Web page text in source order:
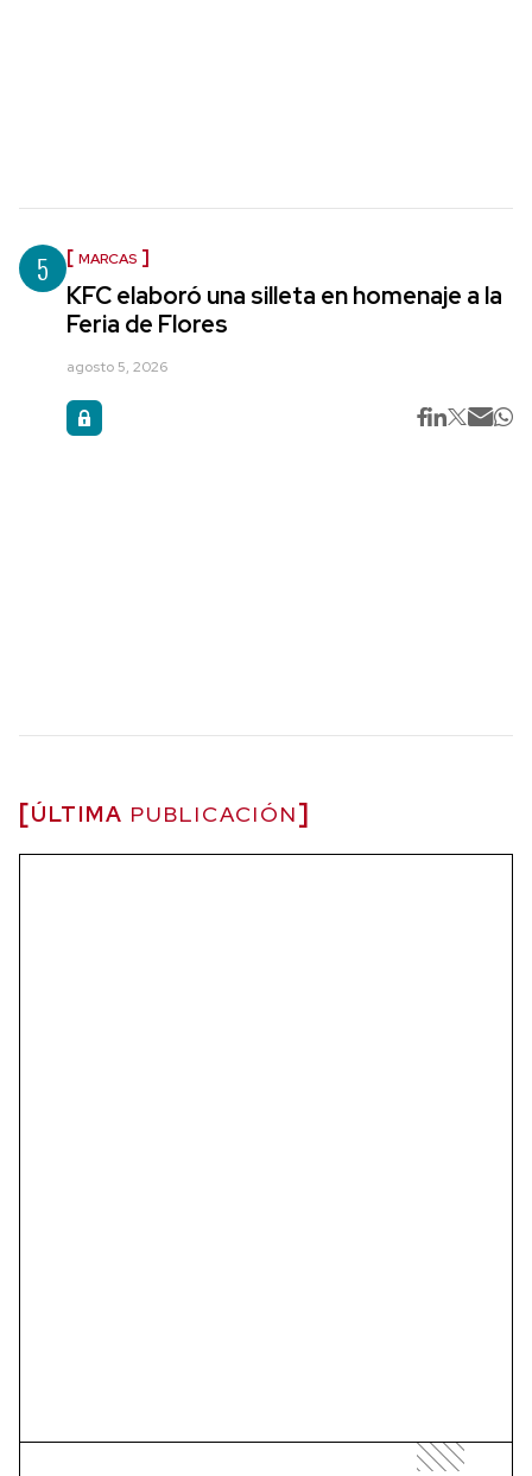
5 MARCAS
KFC elaboró una silleta en homenaje a la
Feria de Flores
agosto 5, 2026
ÚLTIMA PUBLICACIÓN